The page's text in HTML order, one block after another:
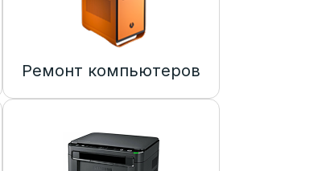
Ремонт компьютеров